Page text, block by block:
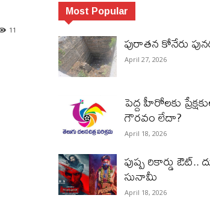
11
Most Popular
పురాత‌న కోనేరు
April 27, 2026
పెద్ద హీరోల‌కు
గౌర‌వం లేదా?
April 18, 2026
పుష్ప రికార్డు ఔట్‌..
సునామీ
April 18, 2026